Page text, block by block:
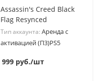
Assassin's Creed Black
Flag Resynced
Тип аккаунта: Аренда с
активацией (П3)PS5
999 руб./шт